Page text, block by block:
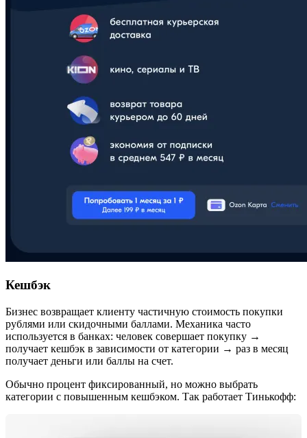
Кешбэк
Бизнес возвращает клиенту частичную стоимость покупки
рублями или скидочными баллами. Механика часто
используется в банках: человек совершает покупку →
получает кешбэк в зависимости от категории → раз в месяц
получает деньги или баллы на счет.
Обычно процент фиксированный, но можно выбрать
категории с повышенным кешбэком. Так работает Тинькофф: